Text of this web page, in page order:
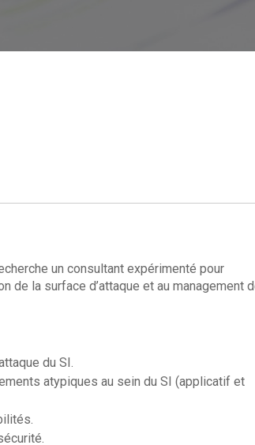
un consultant expérimenté pour
la surface d’attaque et au management
du SI.
atypiques au sein du SI (applicatif et